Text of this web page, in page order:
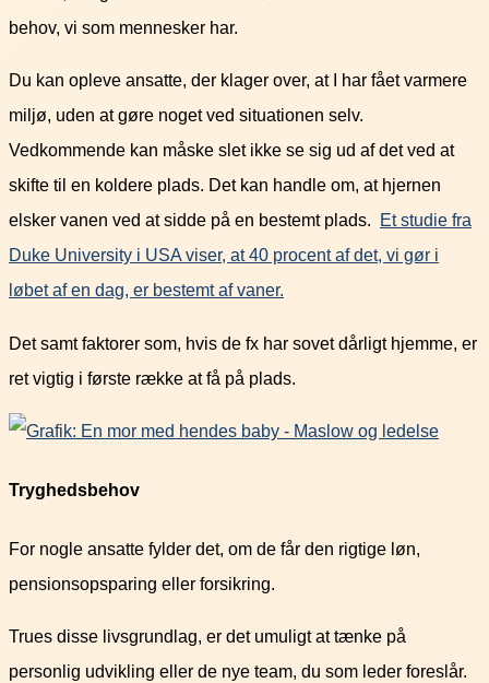
behov, vi som mennesker har.
Du kan opleve ansatte, der klager over, at I har fået varmere
miljø, uden at gøre noget ved situationen selv.
Vedkommende kan måske slet ikke se sig ud af det ved at
skifte til en koldere plads. Det kan handle om, at hjernen
elsker vanen ved at sidde på en bestemt plads. Et studie fra
Duke University i USA viser, at 40 procent af det, vi gør i
løbet af en dag, er bestemt af vaner.
Det samt faktorer som, hvis de fx har sovet dårligt hjemme, er
ret vigtig i første række at få på plads.
Tryghedsbehov
For nogle ansatte fylder det, om de får den rigtige løn,
pensionsopsparing eller forsikring.
Trues disse livsgrundlag, er det umuligt at tænke på
personlig udvikling eller de nye team, du som leder foreslår.